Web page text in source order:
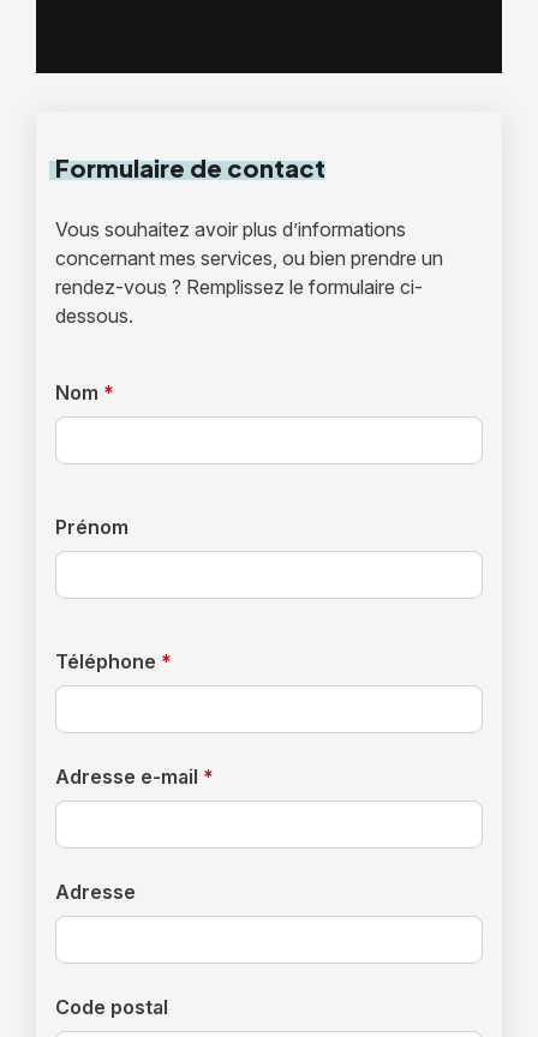
Formulairede contact
Vous souhaitez avoir plus d’informations
concernant mes services, ou bien prendre un
rendez-vous ? Remplissez le formulaire ci-
dessous.
Nom *
Prénom
Téléphone *
Adresse e-mail *
Adresse
Code postal